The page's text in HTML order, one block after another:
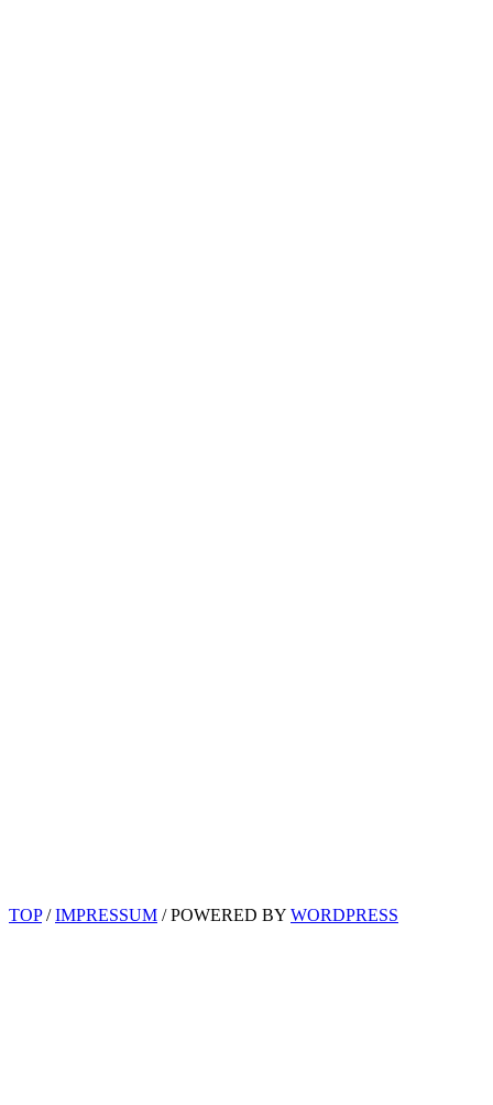
TOP/IMPRESSUM / POWERED BY WORDPRESS